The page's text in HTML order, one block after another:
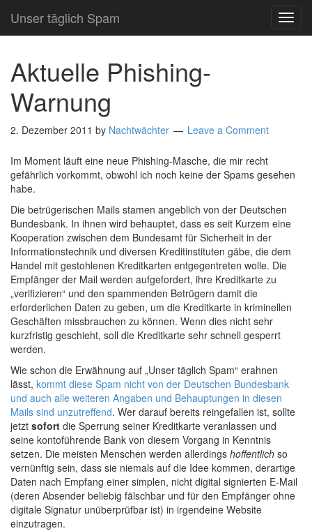
Unser täglich Spam
Aktuelle Phishing-
Warnung
2. Dezember 2011 by Nachtwächter Leave a Comment
Im Moment läuft eine neue Phishing-Masche, die mir recht
gefährlich vorkommt, obwohl ich noch keine der Spams gesehen
habe.
Die betrügerischen Mails stamen angeblich von der Deutschen
Bundesbank. In ihnen wird behauptet, dass es seit Kurzem eine
Kooperation zwischen dem Bundesamt für Sicherheit in der
Informationstechnik und diversen Kreditinstituten gäbe, die dem
Handel mit gestohlenen Kreditkarten entgegentreten wolle. Die
Empfänger der Mail werden aufgefordert, ihre Kreditkarte zu
„verifizieren“ und den spammenden Betrügern damit die
erforderlichen Daten zu geben, um die Kreditkarte in kriminellen
Geschäften missbrauchen zu können. Wenn dies nicht sehr
kurzfristig geschieht, soll die Kreditkarte sehr schnell gesperrt
werden.
Wie schon die Erwähnung auf „Unser täglich Spam“ erahnen
lässt, kommt diese Spam nicht von der Deutschen Bundesbank
und auch alle weiteren Angaben und Behauptungen in diesen
Mails sind unzutreffend. Wer darauf bereits reingefallen ist, sollte
jetzt sofort die Sperrung seiner Kreditkarte veranlassen und
seine kontoführende Bank von diesem Vorgang in Kenntnis
setzen. Die meisten Menschen werden allerdings hoffentlich so
vernünftig sein, dass sie niemals auf die Idee kommen, derartige
Daten nach Empfang einer simplen, nicht digital signierten E-Mail
(deren Absender beliebig fälschbar und für den Empfänger ohne
digitale Signatur unüberprüfbar ist) in irgendeine Website
einzutragen.